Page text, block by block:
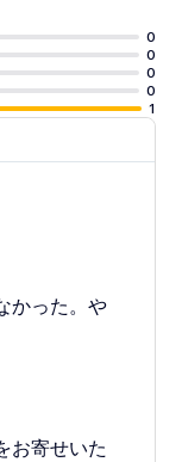
0
0
0
0
1
かった。や
お寄せいた